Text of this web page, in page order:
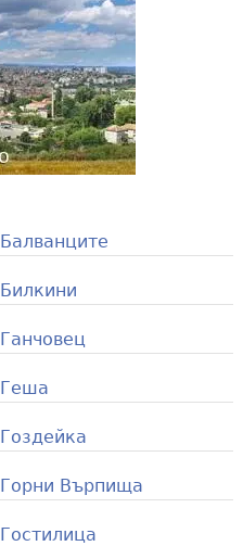
Балванците
Билкини
Ганчовец
Геша
Гоздейка
Горни Върпища
Гостилица